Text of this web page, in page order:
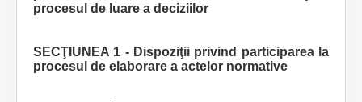
procesul de luare a deciziilor
SECŢIUNEA 1 - Dispoziţii privind participarea la
procesul de elaborare a actelor normative